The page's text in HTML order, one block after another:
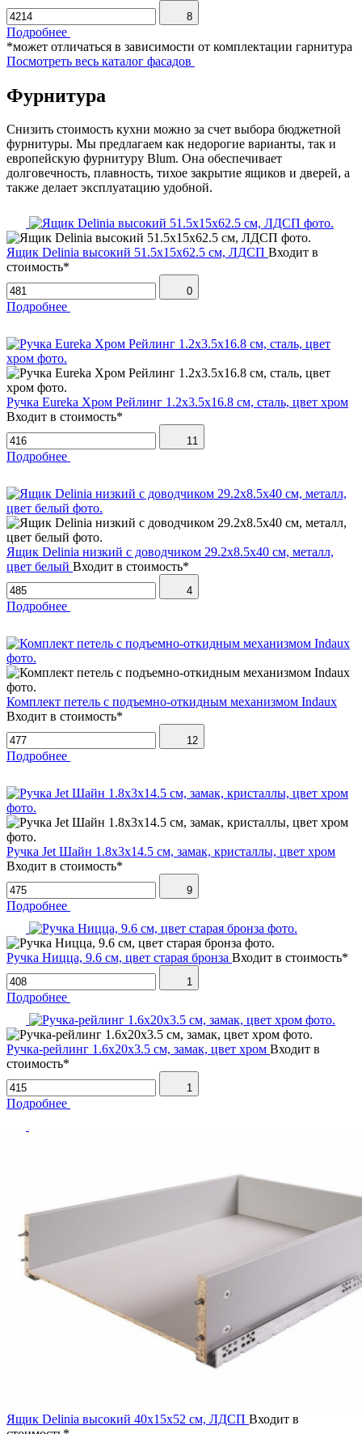
8
Подробнее
*может отличаться в зависимости от комплектации гарнитура
Посмотреть весь каталог фасадов
Фурнитура
Снизить стоимость кухни можно за счет выбора бюджетной
фурнитуры. Мы предлагаем как недорогие варианты, так и
европейскую фурнитуру Blum. Она обеспечивает
долговечность, плавность, тихое закрытие ящиков и дверей, а
также делает эксплуатацию удобной.
Ящик Delinia высокий 51.5х15х62.5 см, ЛДСП Входит в
стоимость*
0
Подробнее
Ручка Eureka Хром Рейлинг 1.2х3.5х16.8 см, сталь, цвет хром
Входит в стоимость*
11
Подробнее
Ящик Delinia низкий с доводчиком 29.2х8.5х40 см, металл,
цвет белый Входит в стоимость*
4
Подробнее
Комплект петель с подъемно-откидным механизмом Indaux
Входит в стоимость*
12
Подробнее
Ручка Jet Шайн 1.8х3х14.5 см, замак, кристаллы, цвет хром
Входит в стоимость*
9
Подробнее
Ручка Ницца, 9.6 см, цвет старая бронза Входит в стоимость*
1
Подробнее
Ручка-рейлинг 1.6х20х3.5 см, замак, цвет хром Входит в
стоимость*
1
Подробнее
Ящик Delinia высокий 40х15х52 см, ЛДСП Входит в